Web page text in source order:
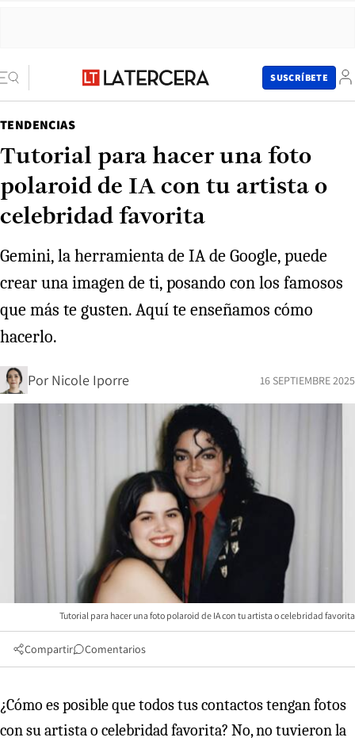
SUSCRÍBETE
TENDENCIAS
Tutorial para hacer una foto
polaroid de IA con tu artista o
celebridad favorita
Gemini, la herramienta de IA de Google, puede
crear una imagen de ti, posando con los famosos
que más te gusten. Aquí te enseñamos cómo
hacerlo.
Por Nicole Iporre 16 SEPTIEMBRE 2025
Tutorial para hacer una foto polaroid de IA con tu artista o celebridad favorita
Compartir Comentarios
¿Cómo es posible que todos tus contactos tengan fotos
con su artista o celebridad favorita? No, no tuvieron la